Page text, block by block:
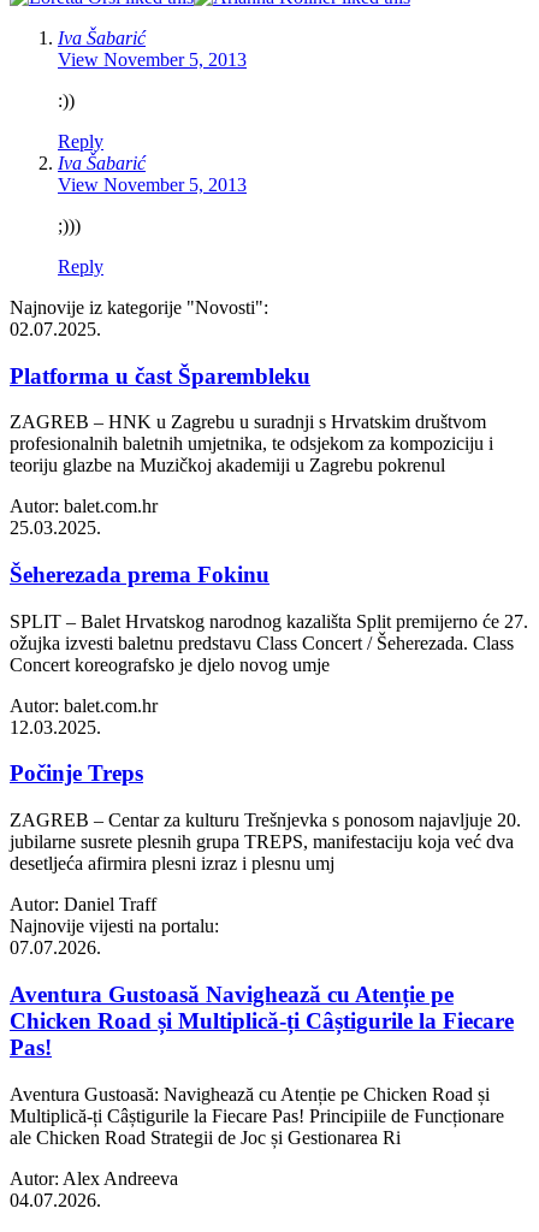
Iva Šabarić
View November 5, 2013
:))
Reply
Iva Šabarić
View November 5, 2013
;)))
Reply
Najnovije iz kategorije "Novosti":
02.07.2025.
Platforma u čast Šparembleku
ZAGREB – HNK u Zagrebu u suradnji s Hrvatskim društvom
profesionalnih baletnih umjetnika, te odsjekom za kompoziciju i
teoriju glazbe na Muzičkoj akademiji u Zagrebu pokrenul
Autor: balet.com.hr
25.03.2025.
Šeherezada prema Fokinu
SPLIT – Balet Hrvatskog narodnog kazališta Split premijerno će 27.
ožujka izvesti baletnu predstavu Class Concert / Šeherezada. Class
Concert koreografsko je djelo novog umje
Autor: balet.com.hr
12.03.2025.
Počinje Treps
ZAGREB – Centar za kulturu Trešnjevka s ponosom najavljuje 20.
jubilarne susrete plesnih grupa TREPS, manifestaciju koja već dva
desetljeća afirmira plesni izraz i plesnu umj
Autor: Daniel Traff
Najnovije vijesti na portalu:
07.07.2026.
Aventura Gustoasă Navighează cu Atenție pe
Chicken Road și Multiplică-ți Câștigurile la Fiecare
Pas!
Aventura Gustoasă: Navighează cu Atenție pe Chicken Road și
Multiplică-ți Câștigurile la Fiecare Pas! Principiile de Funcționare
ale Chicken Road Strategii de Joc și Gestionarea Ri
Autor: Alex Andreeva
04.07.2026.